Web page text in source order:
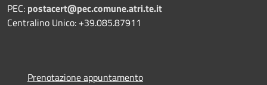
PEC: postacert@pec.comune.atri.te.it
Centralino Unico: +39.085.87911
Prenotazione appuntamento